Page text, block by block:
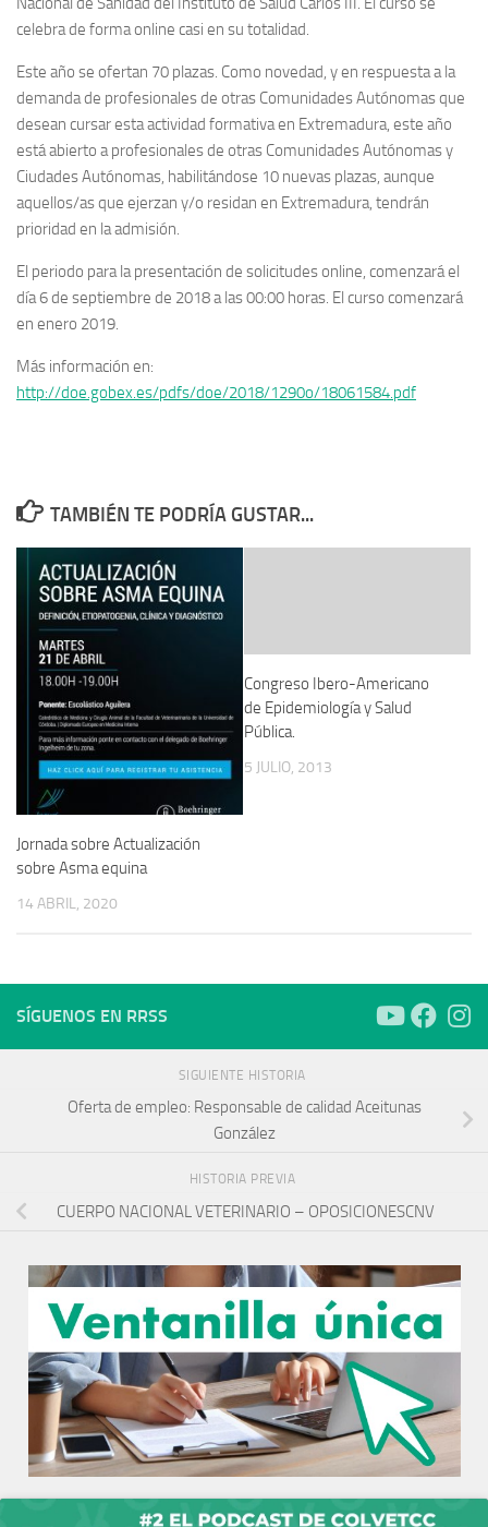
celebra de forma online casi en su totalidad.
Este año se ofertan 70 plazas. Como novedad, y en respuesta a la
demanda de profesionales de otras Comunidades Autónomas que
desean cursar esta actividad formativa en Extremadura, este año
está abierto a profesionales de otras Comunidades Autónomas y
Ciudades Autónomas, habilitándose 10 nuevas plazas, aunque
aquellos/as que ejerzan y/o residan en Extremadura, tendrán
prioridad en la admisión.
El periodo para la presentación de solicitudes online, comenzará el
día 6 de septiembre de 2018 a las 00:00 horas. El curso comenzará
en enero 2019.
Más información en:
http://doe.gobex.es/pdfs/doe/2018/1290o/18061584.pdf
TAMBIÉN TE PODRÍA GUSTAR...
Jornada sobre Actualización
sobre Asma equina
14 ABRIL, 2020
Congreso Ibero-Americano
de Epidemiología y Salud
Pública.
5 JULIO, 2013
SÍGUENOS EN RRSS
SIGUIENTE HISTORIA
Oferta de empleo: Responsable de calidad Aceitunas
González
HISTORIA PREVIA
CUERPO NACIONAL VETERINARIO – OPOSICIONESCNV